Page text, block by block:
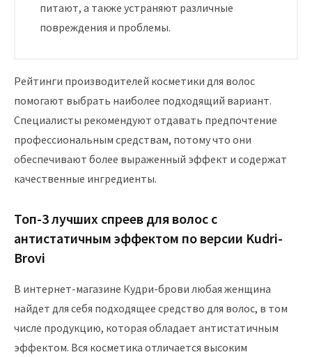
питают, а также устраняют различные
повреждения и проблемы.
Рейтинги производителей косметики для волос
помогают выбрать наиболее подходящий вариант.
Специалисты рекомендуют отдавать предпочтение
профессиональным средствам, потому что они
обеспечивают более выраженный эффект и содержат
качественные ингредиенты.
Топ-3 лучших спреев для волос с
антистатичным эффектом по версии Kudri-
Brovi
В интернет-магазине Кудри-брови любая женщина
найдет для себя подходящее средство для волос, в том
числе продукцию, которая обладает антистатичным
эффектом. Вся косметика отличается высоким